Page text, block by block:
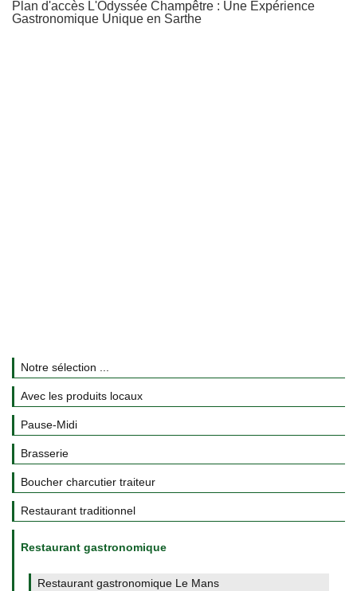
Plan d'accès L'Odyssée Champêtre : Une Expérience
Gastronomique Unique en Sarthe
Notre sélection ...
Avec les produits locaux
Pause-Midi
Brasserie
Boucher charcutier traiteur
Restaurant traditionnel
Restaurant gastronomique
Restaurant gastronomique Le Mans